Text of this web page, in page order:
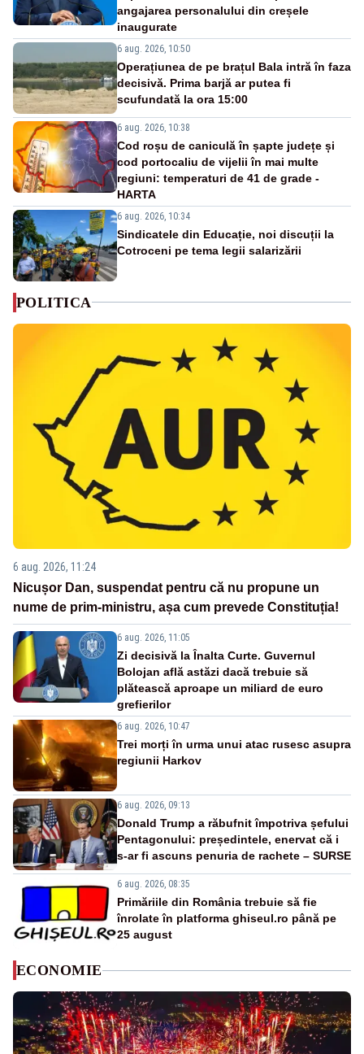
angajarea personalului din creșele
inaugurate
6 aug. 2026, 10:50
Operațiunea de pe brațul Bala intră în faza
decisivă. Prima barjă ar putea fi
scufundată la ora 15:00
6 aug. 2026, 10:38
Cod roșu de caniculă în șapte județe și
cod portocaliu de vijelii în mai multe
regiuni: temperaturi de 41 de grade -
HARTA
6 aug. 2026, 10:34
Sindicatele din Educație, noi discuții la
Cotroceni pe tema legii salarizării
POLITICA
6 aug. 2026, 11:24
Nicușor Dan, suspendat pentru că nu propune un
nume de prim-ministru, așa cum prevede Constituția!
6 aug. 2026, 11:05
Zi decisivă la Înalta Curte. Guvernul
Bolojan află astăzi dacă trebuie să
plătească aproape un miliard de euro
grefierilor
6 aug. 2026, 10:47
Trei morți în urma unui atac rusesc asupra
regiunii Harkov
6 aug. 2026, 09:13
Donald Trump a răbufnit împotriva șefului
Pentagonului: președintele, enervat că i
s-ar fi ascuns penuria de rachete – SURSE
6 aug. 2026, 08:35
Primăriile din România trebuie să fie
înrolate în platforma ghiseul.ro până pe
25 august
ECONOMIE